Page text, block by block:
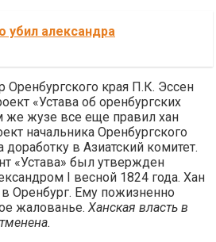
убил александра
Оренбургского края П.К. Эссен
«Устава об оренбургских
же жузе все еще правил хан
начальника Оренбургского
в Азиатский комитет.
«Устава» был утвержден
I весной 1824 года. Хан
Оренбург. Ему пожизненно
жалованье. Ханская власть в